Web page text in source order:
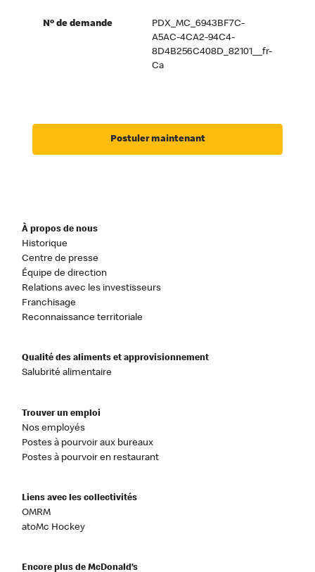
Nº de demande
PDX_MC_6943BF7C-
A5AC-4CA2-94C4-
8D4B256C408D_82101__fr-
Ca
Postuler maintenant
À propos de nous
Historique
Centre de presse
Équipe de direction
Relations avec les investisseurs
Franchisage
Reconnaissance territoriale
Qualité des aliments et approvisionnement
Salubrité alimentaire
Trouver un emploi
Nos employés
Postes à pourvoir aux bureaux
Postes à pourvoir en restaurant
Liens avec les collectivités
OMRM
atoMc Hockey
Encore plus de McDonald’s